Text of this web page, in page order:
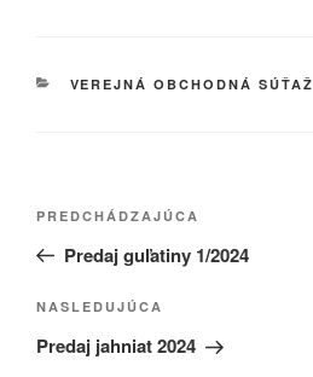
KATEGÓRIE
VEREJNÁ OBCHODNÁ SÚŤAŽ
Navigácia
článku
Predchádzajúci
článok
PREDCHÁDZAJÚCA
Predaj guľatiny 1/2024
Ďalší
článok
NASLEDUJÚCA
Predaj jahniat 2024